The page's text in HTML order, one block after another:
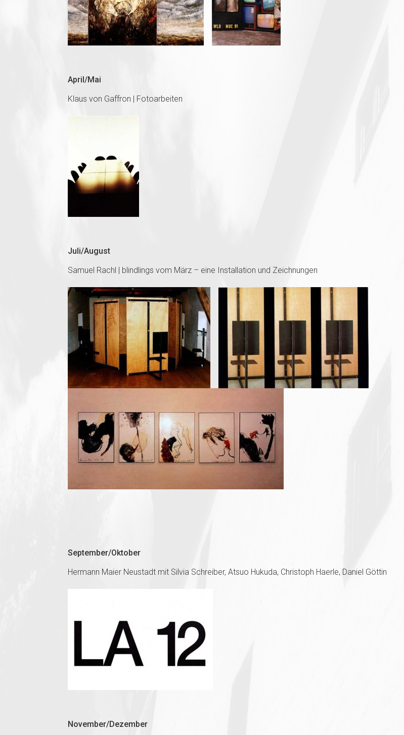
April/Mai
Klaus von Gaffron | Fotoarbeiten
Juli/August
Samuel Rachl | blindlings vom März – eine Installation und Zeichnungen
September/Oktober
Hermann Maier Neustadt mit Silvia Schreiber, Atsuo Hukuda, Christoph Haerle, Daniel Göttin
November/Dezember